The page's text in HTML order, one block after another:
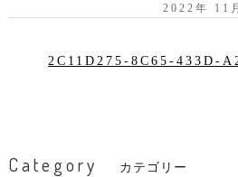
2022年 11
2C11D275-8C65-433D-
Category カテゴリー